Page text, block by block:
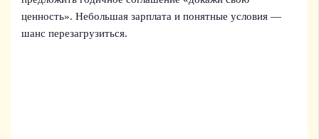
ценность». Небольшая зарплата и понятные условия —
шанс перезагрузиться.